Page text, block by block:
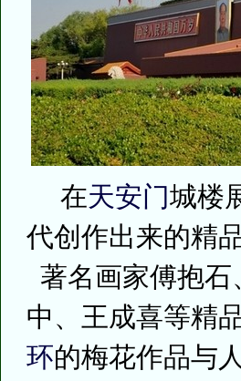
在天安门城楼
代创作出来的精
著名画家傅抱
中、王成喜等精
环的梅花作品与